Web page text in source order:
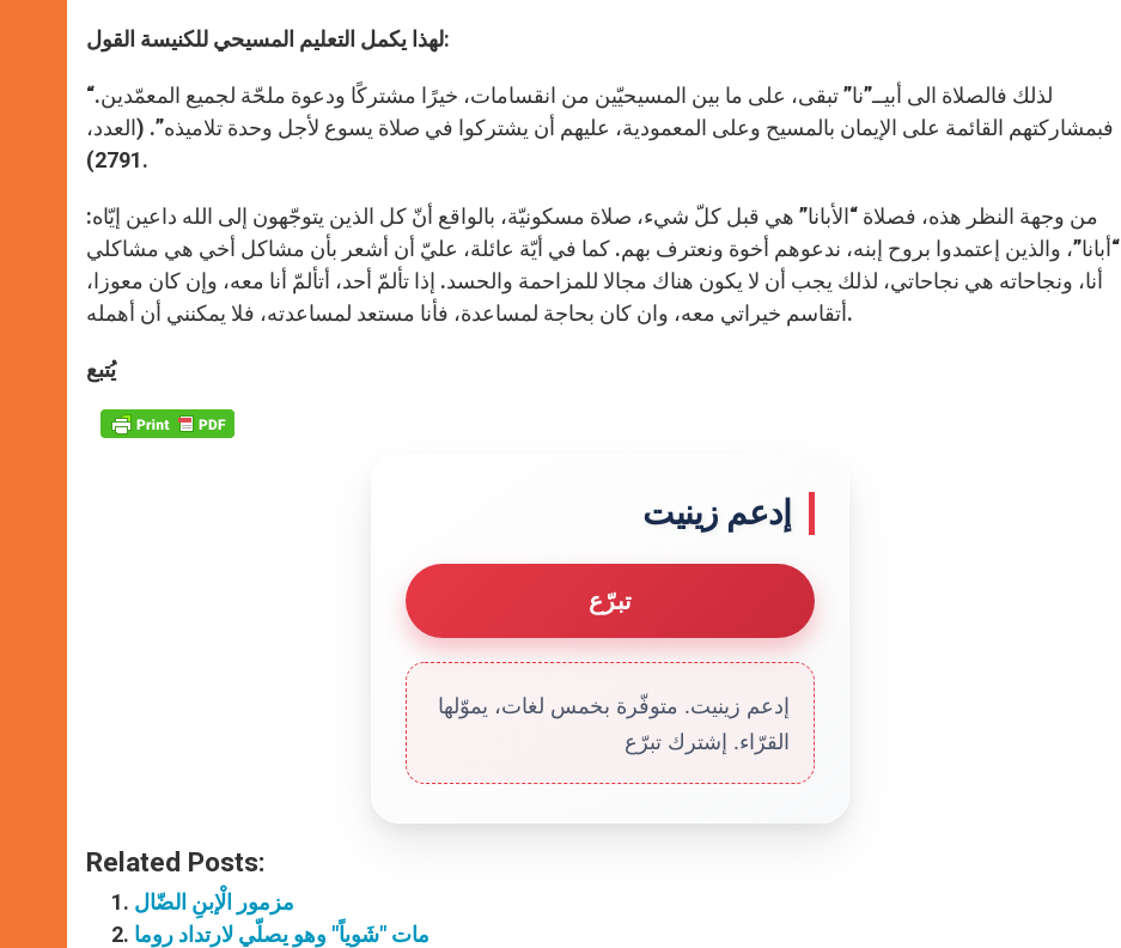
لهذا يكمل التعليم المسيحي للكنيسة القول:
“لذلك فالصلاة الى أبيــ”نا” تبقى، على ما بين المسيحيّين من انقسامات، خيرًا مشتركًا ودعوة ملحّة لجميع المعمّدين.
فبمشاركتهم القائمة على الإيمان بالمسيح وعلى المعمودية، عليهم أن يشتركوا في صلاة يسوع لأجل وحدة تلاميذه”. (العدد،
2791).
من وجهة النظر هذه، فصلاة “الأبانا” هي قبل كلّ شيء، صلاة مسكونيّة، بالواقع أنّ كل الذين يتوجّهون إلى الله داعين إيّاه:
“أبانا”، والذين إعتمدوا بروح إبنه، ندعوهم أخوة ونعترف بهم. كما في أيّة عائلة، عليّ أن أشعر بأن مشاكل أخي هي مشاكلي
أنا، ونجاحاته هي نجاحاتي، لذلك يجب أن لا يكون هناك مجالا للمزاحمة والحسد. إذا تألمّ أحد، أتألمّ أنا معه، وإن كان معوزا،
أتقاسم خيراتي معه، وان كان بحاجة لمساعدة، فأنا مستعد لمساعدته، فلا يمكنني أن أهمله.
يُتبع
إدعم زينيت
تبرّع
إدعم زينيت. متوفّرة بخمس لغات، يموّلها
القرّاء. إشترك تبرّع
Related Posts:
مزمور الْإبنِ الضّال
مات "شَوياً" وهو يصلّي لارتداد روما